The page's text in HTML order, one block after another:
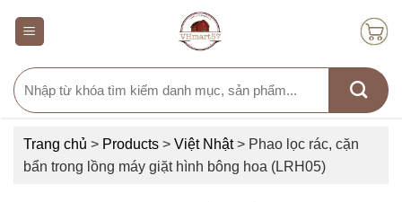
Search
for:
Trang chủ > Products > Việt Nhật> Phao lọc rác, cặn
bẩn trong lồng máy giặt hình bông hoa (LRH05)